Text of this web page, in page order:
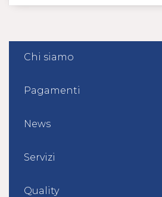
Chi siamo
Pagamenti
News
Servizi
Quality